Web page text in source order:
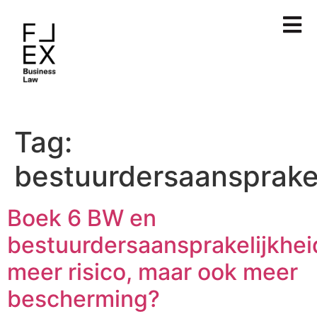
Tag:
Boek 6 BW en
meer risico, maar ook meer
bescherming?